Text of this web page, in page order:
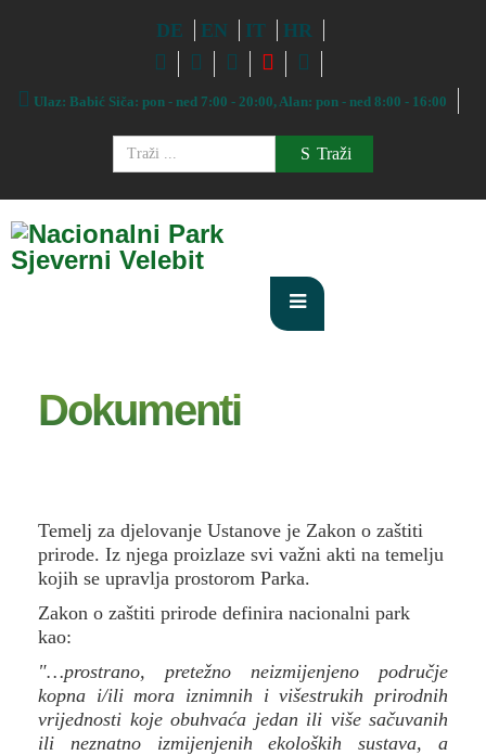
DE EN IT HR
Ulaz: Babić Siča: pon - ned 7:00 - 20:00, Alan: pon - ned 8:00 - 16:00
Traži
Dokumenti
Temelj za djelovanje Ustanove je Zakon o zaštiti
prirode. Iz njega proizlaze svi važni akti na temelju
kojih se upravlja prostorom Parka.
Zakon o zaštiti prirode definira nacionalni park
kao:
"…prostrano, pretežno neizmijenjeno područje
kopna i/ili mora iznimnih i višestrukih prirodnih
vrijednosti koje obuhvaća jedan ili više sačuvanih
ili neznatno izmijenjenih ekoloških sustava, a